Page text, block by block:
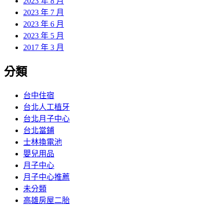
2023 年 7 月
2023 年 6 月
2023 年 5 月
2017 年 3 月
分類
台中住宿
台北人工植牙
台北月子中心
台北當鋪
士林換電池
嬰兒用品
月子中心
月子中心推薦
未分類
高雄房屋二胎